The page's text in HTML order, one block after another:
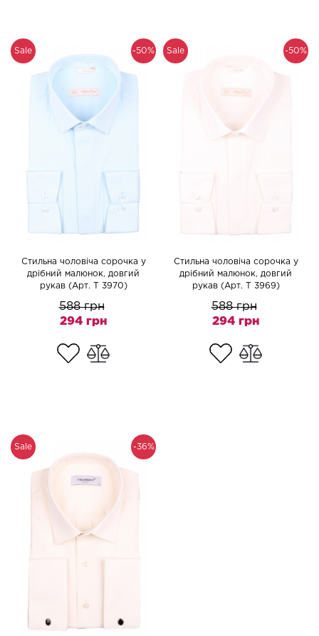
-50%
Sale
Стильна чоловіча сорочка у
дрібний малюнок, довгий
рукав (Арт. T 3970)
588 грн
294 грн
-50%
Sale
Стильна чоловіча сорочка у
дрібний малюнок, довгий
рукав (Арт. T 3969)
588 грн
294 грн
-36%
Sale